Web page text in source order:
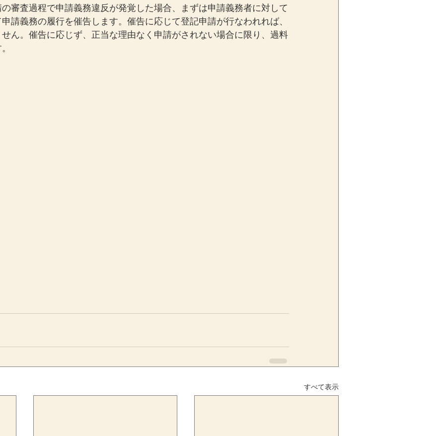
審査過程で申請義務違反が発覚した場合、まずは申請義務者に対して
請義務の履行を催告します。催告に応じて登記申請が行なわれれば、
ん。催告に応じず、正当な理由なく申請がされない場合に限り、過料
すべて表示